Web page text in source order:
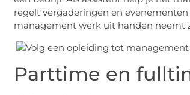
regelt vergaderingen en
management werk uit handen neemt
Parttime en